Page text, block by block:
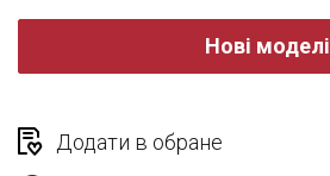
Нові моделі
Додати в обране